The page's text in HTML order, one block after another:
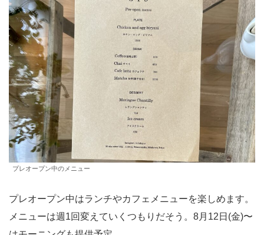
プレオープン中のメニュー
プレオープン中はランチやカフェメニューを楽しめます。
メニューは週1回変えていくつもりだそう。8月12日(金)〜